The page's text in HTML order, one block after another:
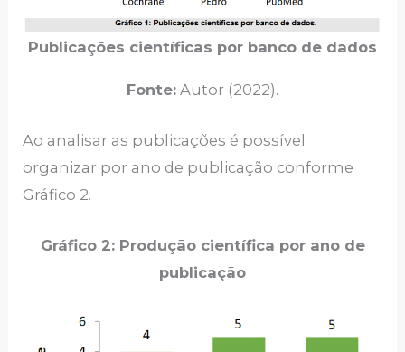
Publicações científicas por banco de dados
Fonte: Autor (2022).
Ao analisar as publicações é possível
organizar por ano de publicação conforme
Gráfico 2.
Gráfico 2: Produção científica por ano de
publicação